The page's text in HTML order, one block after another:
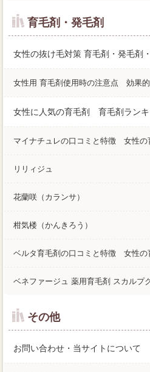
育毛剤・発毛剤
女性の抜け毛対策 育毛剤・発毛剤
女性用 育毛剤使用時の注意点 効果
女性に人気の育毛剤 育毛剤ラン
マイナチュレの口コミと特徴 女性の
リリィジュ
花蘭咲（カランサ）
柑気楼（かんきろう）
ベルタ育毛剤の口コミと特徴 女性の
ベネファージュ 薬用育毛剤 スカルプ
その他
お問い合わせ・当サイトについて